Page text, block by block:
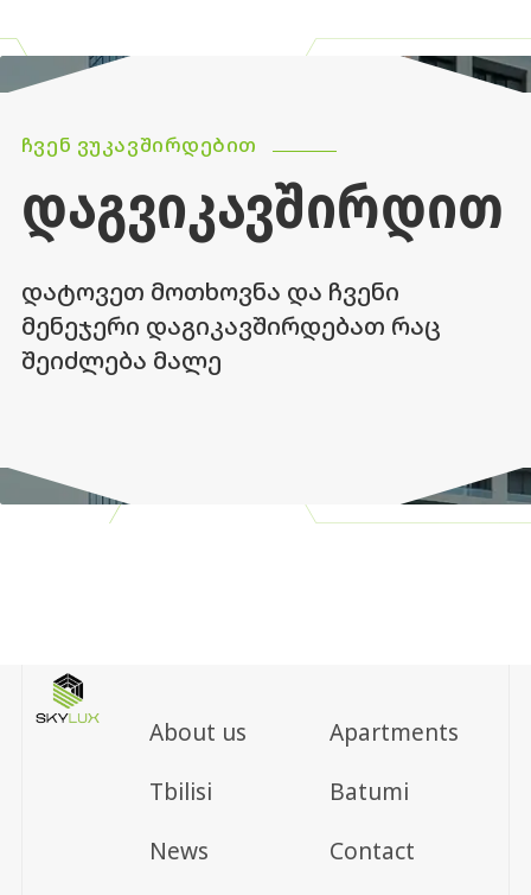
ᲩᲕᲔᲜ ᲕᲣᲙᲐᲕᲨᲘᲠᲓᲔᲑᲘᲗ
ᲓᲐᲒᲕᲘᲙᲐᲕᲨᲘᲠᲓᲘᲗ
დატოვეთ მოთხოვნა და ჩვენი
მენეჯერი დაგიკავშირდებათ რაც
შეიძლება მალე
About us
Apartments
Tbilisi
Batumi
News
Contact